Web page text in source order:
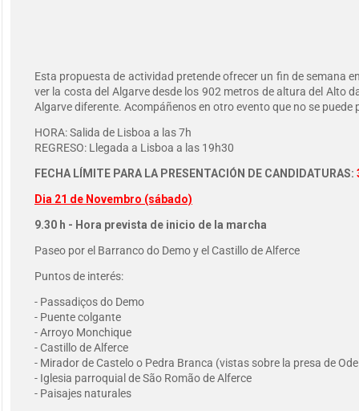
Esta propuesta de actividad pretende ofrecer un fin de semana
ver la costa del Algarve desde los 902 metros de altura del Alto
Algarve diferente. Acompáñenos en otro evento que no se puede
HORA: Salida de Lisboa a las 7h
REGRESO: Llegada a Lisboa a las 19h30
FECHA LÍMITE PARA LA PRESENTACIÓN DE CANDIDATURAS:
Dia 21 de Novembro (sábado)
9.30 h - Hora prevista de inicio de la marcha
Paseo por el Barranco do Demo y el Castillo de Alferce
Puntos de interés:
- Passadiços do Demo
- Puente colgante
- Arroyo Monchique
- Castillo de Alferce
- Mirador de Castelo o Pedra Branca (vistas sobre la presa de
- Iglesia parroquial de São Romão de Alferce
- Paisajes naturales